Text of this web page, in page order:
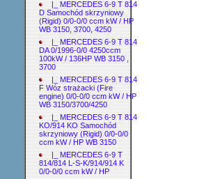
|_ MERCEDES 6-9 T 814
D Samochód skrzyniowy
(Rigid) 0/0-0/0 ccm kW / HP
WB 3150, 3700, 4250
|_ MERCEDES 6-9 T 814
DA 0/1996-0/0 4250ccm
100kW / 136HP WB 3150 ,
3700
|_ MERCEDES 6-9 T 814
F Wóz strażacki (Fire
engine) 0/0-0/0 ccm kW / HP
WB 3150/3700/4250
|_ MERCEDES 6-9 T 814
KO/914 KO Samochód
skrzyniowy (Rigid) 0/0-0/0
ccm kW / HP WB 3150
|_ MERCEDES 6-9 T
814/814 L-S-K/914/914 K
0/0-0/0 ccm kW / HP